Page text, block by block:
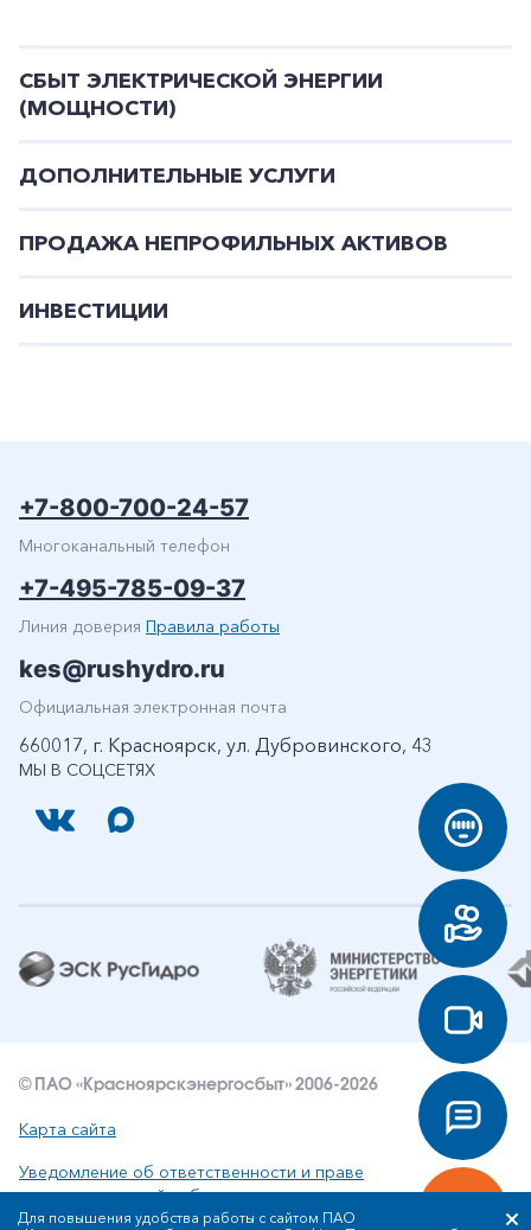
Заказать обратный звонок
СБЫТ ЭЛЕКТРИЧЕСКОЙ ЭНЕРГИИ
(МОЩНОСТИ)
ДОПОЛНИТЕЛЬНЫЕ УСЛУГИ
ПРОДАЖА НЕПРОФИЛЬНЫХ АКТИВОВ
ИНВЕСТИЦИИ
МЫ В СОЦСЕТЯХ
+7-800-700-24-57
Многоканальный телефон
+7-495-785-09-37
Линия доверия Правила работы
kes@rushydro.ru
Официальная электронная почта
660017, г. Красноярск, ул. Дубровинского, 43
© ПАО «Красноярскэнергосбыт» 2006-2026
Карта сайта
Уведомление об ответственности и праве
интеллектуальной собственности
Для повышения удобства работы с сайтом ПАО